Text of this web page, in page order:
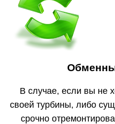
В случае, если вы не
своей турбины, либо
срочно